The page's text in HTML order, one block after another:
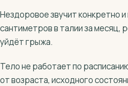
Нездоровое звучит конкретно и
сантиметров в талии за месяц,
уйдёт грыжа.
Тело не работает по
от возраста, исходного